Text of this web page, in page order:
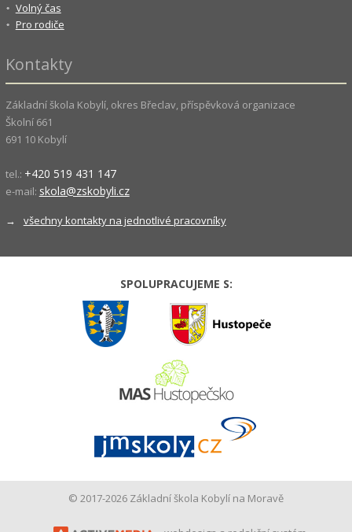
Volný čas
Pro rodiče
Kontakty
Základní škola Kobylí, okres Břeclav, příspěvková organizace
Školní 661
691 10 Kobylí
tel.: +420 519 431 147
e-mail: skola@zskobyli.cz
→ všechny kontakty na jednotlivé pracovníky
SPOLUPRACUJEME S:
© 2017-2026 Základní škola Kobylí na Moravě